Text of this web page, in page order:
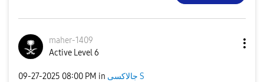
maher-1409
Active Level 6
‎09-27-2025 08:00 PM in جالاكسى S